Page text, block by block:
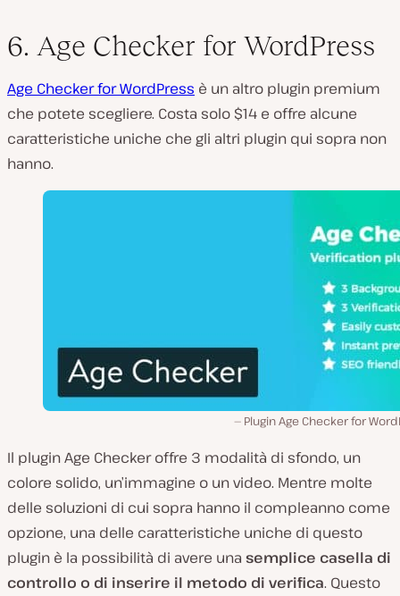
6. Age Checker for WordPress
Age Checker for WordPress è un altro plugin premium
che potete scegliere. Costa solo $14 e offre alcune
caratteristiche uniche che gli altri plugin qui sopra non
hanno.
Plugin Age Checker for
Il plugin Age Checker offre 3 modalità di sfondo, un
colore solido, un’immagine o un video. Mentre molte
delle soluzioni di cui sopra hanno il compleanno come
opzione, una delle caratteristiche uniche di questo
plugin è la possibilità di avere una semplice casella di
controllo o di inserire il metodo di verifica. Questo